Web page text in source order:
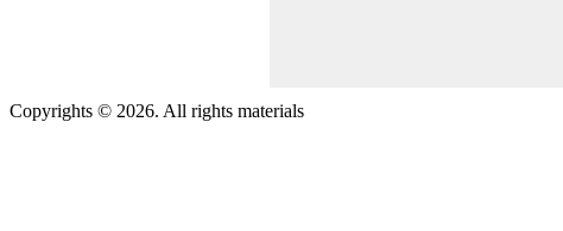
Copyrights © 2026. All rights materials